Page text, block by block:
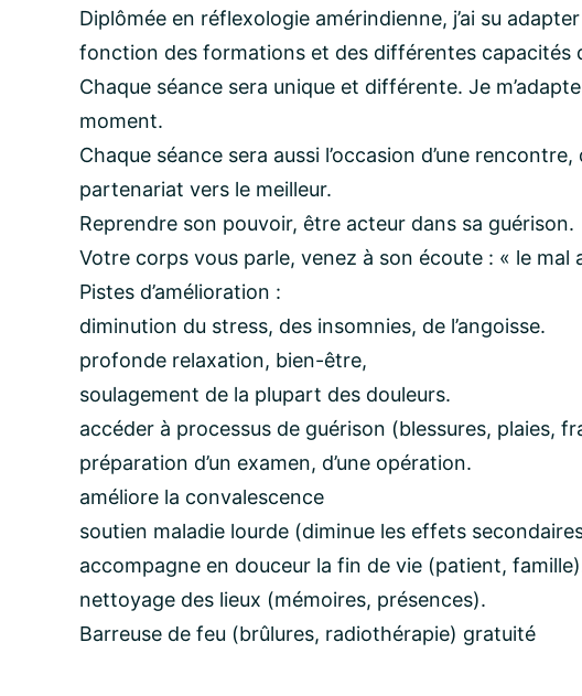
Diplômée en réflexologie amérindienne, j’ai su
fonction des formations et des différentes capacités
Chaque séance sera unique et différente. Je
moment.
Chaque séance sera aussi l’occasion d’une
partenariat vers le meilleur.
Reprendre son pouvoir, être acteur dans sa guérison.
Votre corps vous parle, venez à son écoute : « le mal
​Pistes d’amélioration :
diminution du stress, des insomnies, de l’angoisse.
profonde relaxation, bien-être,
soulagement de la plupart des douleurs.
accéder à processus de guérison (blessures, plaies,
préparation d’un examen, d’une opération.
améliore la convalescence
soutien maladie lourde (diminue les effets
accompagne en douceur la fin de vie (patient,
nettoyage des lieux (mémoires, présences).
Barreuse de feu (brûlures, radiothérapie) gratuité